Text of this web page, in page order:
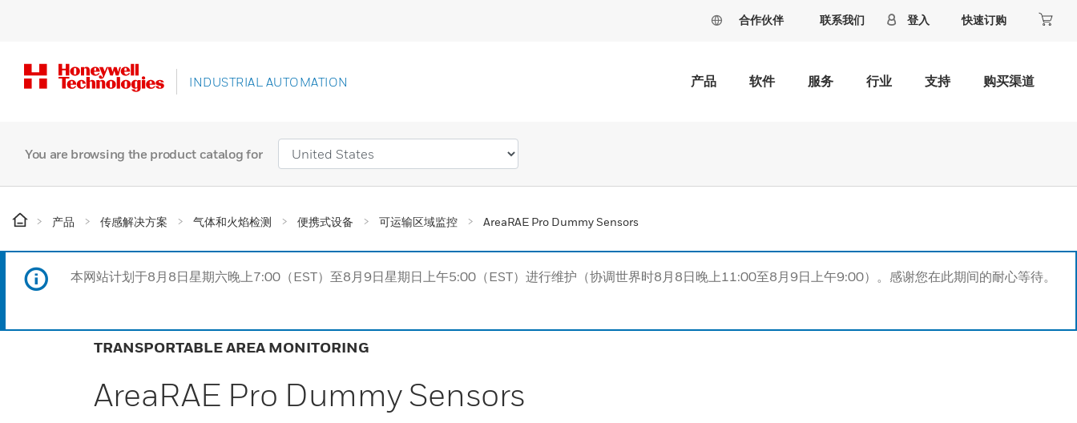
合作伙伴 联系我们 登入 快速订购
INDUSTRIAL AUTOMATION 产品 软件 服务 行业 支持 购买渠道
You are browsing the product catalog for
产品 传感解决方案 气体和火焰检测 便携式设备 可运输区域监控 AreaRAE Pro Dummy Sensors
本网站计划于8月8日星期六晚上7:00（EST）至8月9日星期日上午5:00（EST）进行维护（协调世界时8月8日晚上11:00至8月9日上午9:00）。感谢您在此期间的耐心等待。
TRANSPORTABLE AREA MONITORING
AreaRAE Pro Dummy Sensors